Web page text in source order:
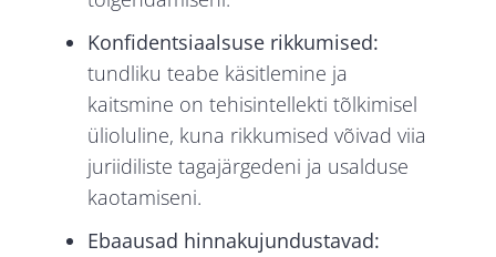
Konfidentsiaalsuse rikkumised:
tundliku teabe käsitlemine ja
kaitsmine on tehisintellekti tõlkimisel
ülioluline, kuna rikkumised võivad viia
juriidiliste tagajärgedeni ja usalduse
kaotamiseni.
Ebaausad hinnakujundustavad: